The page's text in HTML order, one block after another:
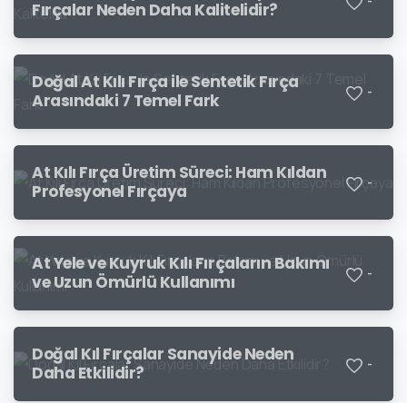
Fırçalar Neden Daha Kalitelidir?
Doğal At Kılı Fırça ile Sentetik Fırça
Arasındaki 7 Temel Fark
-
At Kılı Fırça Üretim Süreci: Ham Kıldan
Profesyonel Fırçaya
-
At Yele ve Kuyruk Kılı Fırçaların Bakımı
ve Uzun Ömürlü Kullanımı
-
Doğal Kıl Fırçalar Sanayide Neden
Daha Etkilidir?
-